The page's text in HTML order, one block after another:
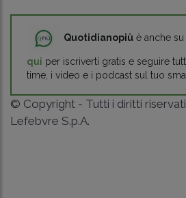
Quotidianopiù è anche su
qui per iscriverti gratis e seguire
time, i video e i podcast sul tuo
© Copyright - Tutti i diritti riservati
Lefebvre S.p.A.